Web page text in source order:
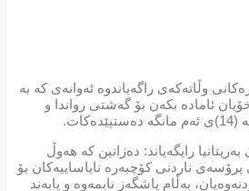
وڵاتەکەی راگەیاندوە ئەوانەی کە بە
خۆیان ئامادە بکەن بۆ گەشتی رواندا و
رایگەیاند: دەزانین کە هەوڵ
ناردنی کۆچبەرە نایاساییەکان بۆ
بەڵام پاشگەز نابمەوە و پابەند